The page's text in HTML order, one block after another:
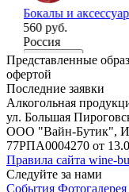
Бокалы и
560 руб.
Россия
В корзину
Представленные
офертой
Последние заявки
Алкогольная
ул. Большая
ООО "Вайн-Бутик",
77РПА0004270 от
Правила сайта wine-
Следуйте за нами
События Фотогалерея